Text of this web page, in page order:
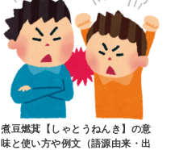
煮豆燃萁【しゃとうねんき】の意
味と使い方や例文（語源由来・出